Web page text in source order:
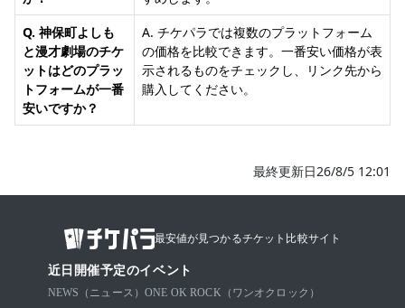
Q. 神保町よしも
と漫才劇場のチケ
ットはどのプラッ
トフォームが一番
安いですか？
A. チケパラでは複数のプラットフォーム
の価格を比較できます。一番安い価格が表
示されるものをチェックし、リンク先から
購入してください。
最終更新日26/8/5 12:01
最安値が見つかるチケット比較サイト
近日開催予定のイベント
NEWS（ニュース） ONE OK ROCK（ワンオクロック）